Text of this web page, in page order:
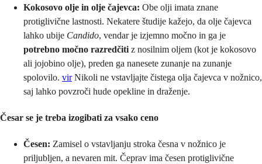
Kokosovo olje in olje čajevca: Obe olji imata znane
protiglivične lastnosti. Nekatere študije kažejo, da olje čajevca
lahko ubije Candido, vendar je izjemno močno in ga je
potrebno močno razredčiti z nosilnim oljem (kot je kokosovo
ali jojobino olje), preden ga nanesete zunanje na zunanje
spolovilo. virNikoli ne vstavljajte čistega olja čajevca v nožnico,
saj lahko povzroči hude opekline in draženje.
Česar se je treba izogibati za vsako ceno
Česen: Zamisel o vstavljanju stroka česna v nožnico je
priljubljen, a nevaren mit. Čeprav ima česen protiglivične